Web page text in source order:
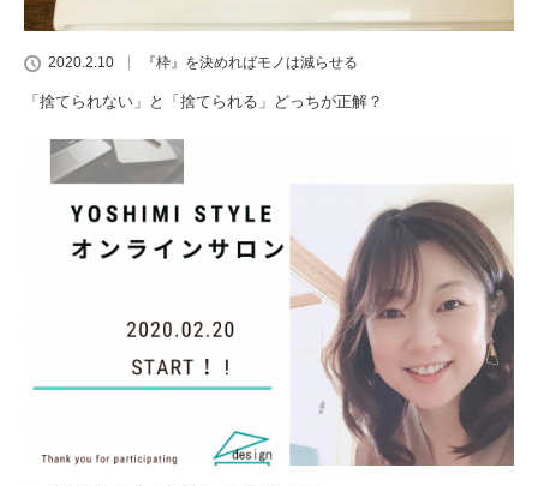
2020.2.10 『枠』を決めればモノは減らせる
「捨てられない」と「捨てられる」どっちが正解？